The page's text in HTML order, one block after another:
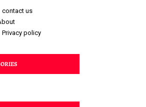
contact us
Privacy policy